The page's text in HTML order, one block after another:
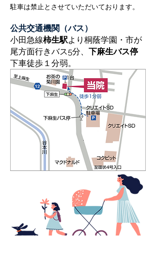
駐車は禁止とさせていただいております。
公共交通機関（バス）
小田急線柿生駅より桐蔭学園・市が
尾方面行きバス5分、 下麻生バス停
下車徒歩１分弱。